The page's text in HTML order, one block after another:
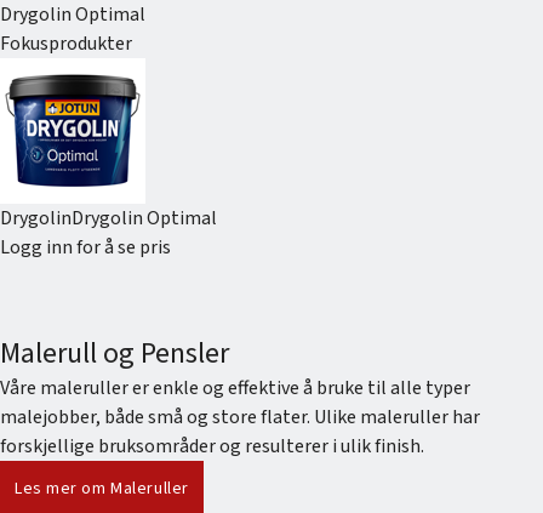
Drygolin Optimal
Fokusprodukter
DrygolinDrygolin Optimal
Logg inn for å se pris
Malerull og Pensler
Våre maleruller er enkle og effektive å bruke til alle typer
malejobber, både små og store flater. Ulike maleruller har
forskjellige bruksområder og resulterer i ulik finish.
Les mer om Maleruller